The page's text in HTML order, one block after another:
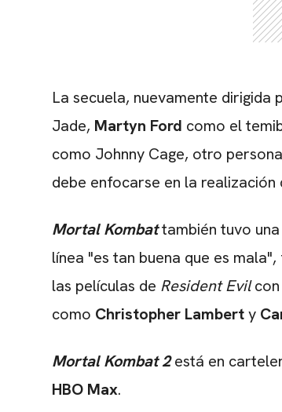
La secuela, nuevamente dirigida
Jade, Martyn Ford como el
como Johnny Cage, otro
debe enfocarse en la
Mortal Kombattambién tuvo
línea "es tan buena que es
las películas de Resident Evilcon
como Christopher Lamberty
Mortal Kombat 2 está en
HBO Max.